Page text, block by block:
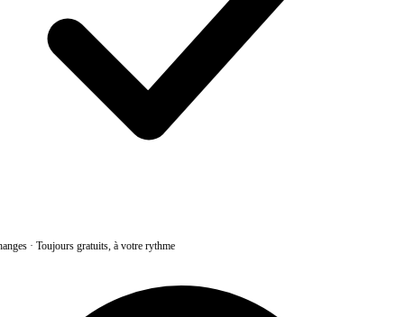
·Toujours gratuits, à votre rythme